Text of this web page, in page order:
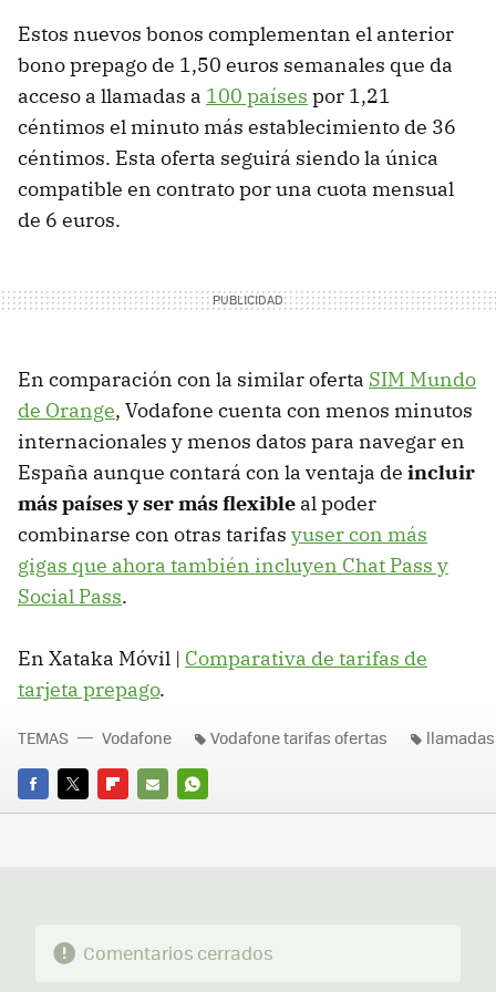
Estos nuevos bonos complementan el anterior
bono prepago de 1,50 euros semanales que da
acceso a llamadas a 100 países por 1,21
céntimos el minuto más establecimiento de 36
céntimos. Esta oferta seguirá siendo la única
compatible en contrato por una cuota mensual
de 6 euros.
En comparación con la similar oferta SIM Mundo
de Orange, Vodafone cuenta con menos minutos
internacionales y menos datos para navegar en
España aunque contará con la ventaja de incluir
más países y ser más flexible al poder
combinarse con otras tarifas yuser con más
gigas que ahora también incluyen Chat Pass y
Social Pass.
En Xataka Móvil | Comparativa de tarifas de
tarjeta prepago.
FACEBOOK
TWITTERFLIPBOARD
E-
WHATSAPP
TEMAS Vodafone Vodafone tarifas ofertas
Comentarios cerrados